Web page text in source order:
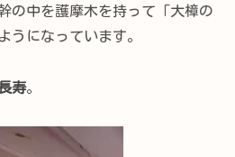
の中を護摩木を持って「大樟の
うになっています。
寿。